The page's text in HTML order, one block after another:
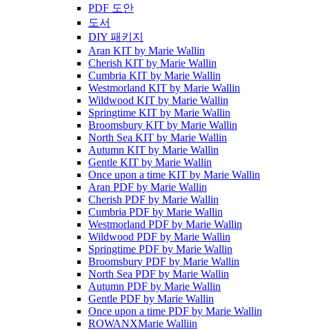
PDF 도안
도서
DIY 패키지
Aran KIT by Marie Wallin
Cherish KIT by Marie Wallin
Cumbria KIT by Marie Wallin
Westmorland KIT by Marie Wallin
Wildwood KIT by Marie Wallin
Springtime KIT by Marie Wallin
Broomsbury KIT by Marie Wallin
North Sea KIT by Marie Wallin
Autumn KIT by Marie Wallin
Gentle KIT by Marie Wallin
Once upon a time KIT by Marie Wallin
Aran PDF by Marie Wallin
Cherish PDF by Marie Wallin
Cumbria PDF by Marie Wallin
Westmorland PDF by Marie Wallin
Wildwood PDF by Marie Wallin
Springtime PDF by Marie Wallin
Broomsbury PDF by Marie Wallin
North Sea PDF by Marie Wallin
Autumn PDF by Marie Wallin
Gentle PDF by Marie Wallin
Once upon a time PDF by Marie Wallin
ROWANXMarie Walliin